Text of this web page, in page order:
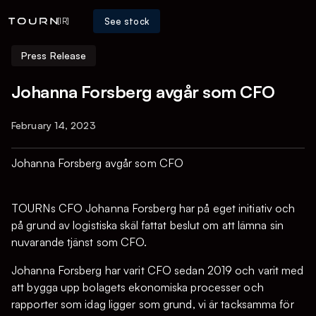
[IR] See stock
Press Release
Johanna Forsberg avgår som CFO
February 14, 2023
Johanna Forsberg avgår som CFO
TOURNs CFO Johanna Forsberg har på eget initiativ och
på grund av logistiska skäl fattat beslut om att lämna sin
nuvarande tjänst som CFO.
Johanna Forsberg har varit CFO sedan 2019 och varit med
att bygga upp bolagets ekonomiska processer och
rapporter som idag ligger som grund, vi är tacksamma för